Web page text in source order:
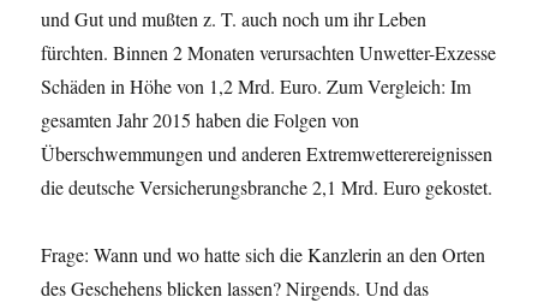
und Gut und mußten z. T. auch noch um ihr Leben
fürchten. Binnen 2 Monaten verursachten Unwetter-Exzesse
Schäden in Höhe von 1,2 Mrd. Euro. Zum Vergleich: Im
gesamten Jahr 2015 haben die Folgen von
Überschwemmungen und anderen Extremwetterereignissen
die deutsche Versicherungsbranche 2,1 Mrd. Euro gekostet.
Frage: Wann und wo hatte sich die Kanzlerin an den Orten
des Geschehens blicken lassen? Nirgends. Und das